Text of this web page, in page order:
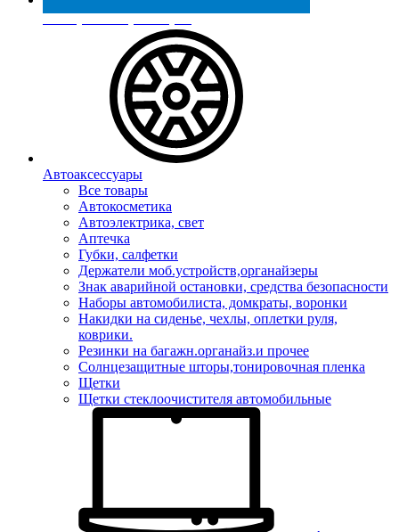
Реестр МинПромТорга
Автоаксессуары
Все товары
Автокосметика
Автоэлектрика, свет
Аптечка
Губки, салфетки
Держатели моб.устройств,органайзеры
Знак аварийной остановки, средства безопасности
Наборы автомобилиста, домкраты, воронки
Накидки на сиденье, чехлы, оплетки руля,
коврики.
Резинки на багажн.органайз.и прочее
Солнцезащитные шторы,тонировочная пленка
Щетки
Щетки стеклоочистителя автомобильные